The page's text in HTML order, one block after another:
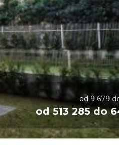
od 9 679
od 513 285 do